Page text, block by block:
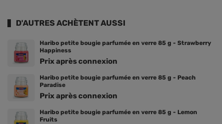
D'AUTRES ACHÈTENT AUSSI
Haribo petite bougie parfumée en verre 85 g - Strawberry
Happiness
Prix ​​après connexion
Haribo petite bougie parfumée en verre 85 g - Peach
Paradise
Prix ​​après connexion
Haribo petite bougie parfumée en verre 85 g - Lemon
Fruits